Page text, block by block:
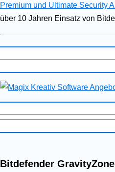
Premium und Ultimate Security
über 10 Jahren Einsatz von
Bitdefender